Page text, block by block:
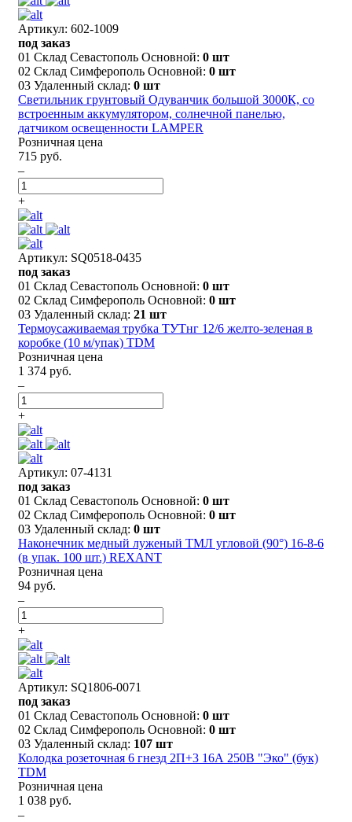
Артикул: 602-1009
под заказ
01 Склад Севастополь Основной: 0 шт
02 Склад Симферополь Основной: 0 шт
03 Удаленный склад: 0 шт
Светильник грунтовый Одуванчик большой 3000К, со
встроенным аккумулятором, солнечной панелью,
датчиком освещенности LAMPER
Розничная цена
715 руб.
–
+
Артикул: SQ0518-0435
под заказ
01 Склад Севастополь Основной: 0 шт
02 Склад Симферополь Основной: 0 шт
03 Удаленный склад: 21 шт
Термоусаживаемая трубка ТУТнг 12/6 желто-зеленая в
коробке (10 м/упак) TDM
Розничная цена
1 374 руб.
–
+
Артикул: 07-4131
под заказ
01 Склад Севастополь Основной: 0 шт
02 Склад Симферополь Основной: 0 шт
03 Удаленный склад: 0 шт
Наконечник медный луженый ТМЛ угловой (90°) 16-8-6
(в упак. 100 шт.) REXANT
Розничная цена
94 руб.
–
+
Артикул: SQ1806-0071
под заказ
01 Склад Севастополь Основной: 0 шт
02 Склад Симферополь Основной: 0 шт
03 Удаленный склад: 107 шт
Колодка розеточная 6 гнезд 2П+3 16А 250В "Эко" (бук)
TDM
Розничная цена
1 038 руб.
–